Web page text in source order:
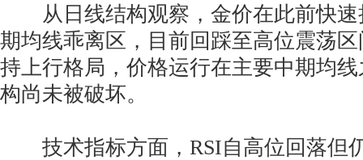
从日线结构观察，金价在此前快速
期均线乖离区，目前回踩至高位震荡
持上行格局，价格运行在主要中期均
构尚未被破坏。
技术指标方面，RSI自高位回落但